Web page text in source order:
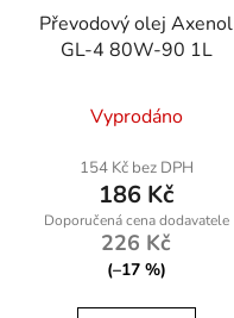
Převodový olej Axenol
GL-4 80W-90 1L
Vyprodáno
154 Kč bez DPH
186 Kč
226 Kč
(–17 %)